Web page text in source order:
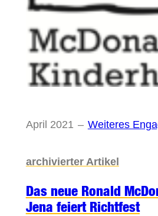
April 2021 – Weiteres
archivierter Artikel
Das neue Ronald
Jena feiert Richtfest